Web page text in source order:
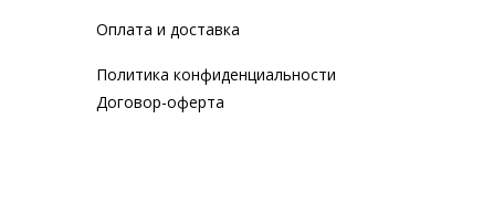
Оплата и доставка
Политика конфиденциальности
Договор-оферта